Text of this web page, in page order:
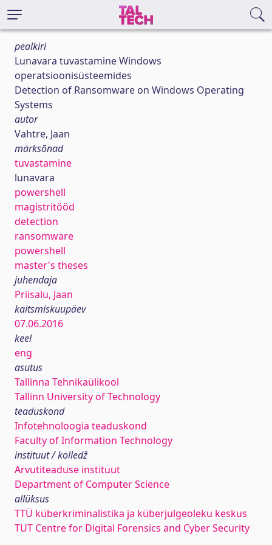
pealkiri
Lunavara tuvastamine Windows
operatsioonisüsteemides
Detection of Ransomware on Windows Operating
Systems
autor
Vahtre, Jaan
märksõnad
tuvastamine
lunavara
powershell
magistritööd
detection
ransomware
powershell
master's theses
juhendaja
Priisalu, Jaan
kaitsmiskuupäev
07.06.2016
keel
eng
asutus
Tallinna Tehnikaülikool
Tallinn University of Technology
teaduskond
Infotehnoloogia teaduskond
Faculty of Information Technology
instituut / kolledž
Arvutiteaduse instituut
Department of Computer Science
allüksus
TTÜ küberkriminalistika ja küberjulgeoleku keskus
TUT Centre for Digital Forensics and Cyber Security